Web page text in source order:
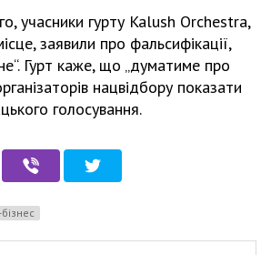
учасники гурту Kalush Orchestra,
заявили про фальсифікації,
Гурт каже, що „думатиме про
нацвідбору показати
голосування.
бізнес